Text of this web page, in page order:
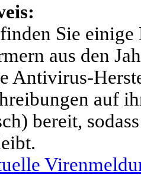
Sie einige
aus den
Antivirus-
auf
bereit,